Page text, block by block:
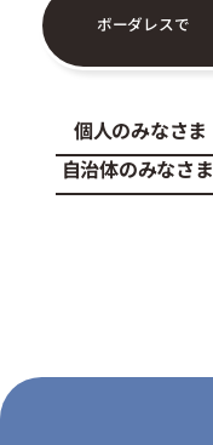
ボーダレスで
個人のみなさま
自治体のみなさま